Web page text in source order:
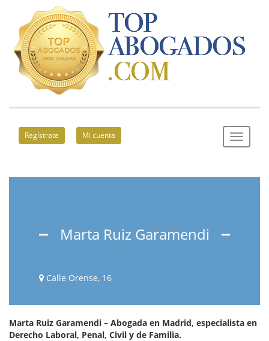
Regístrate Mi cuenta
Marta Ruiz Garamendi
Calle Orense, 16
Marta Ruiz Garamendi – Abogada en Madrid, especialista en
Derecho Laboral, Penal, Civil y de Familia.